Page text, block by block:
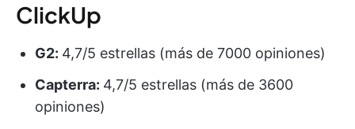
ClickUp
G2: 4,7/5 estrellas (más de 7000 opiniones)
Capterra: 4,7/5 estrellas (más de 3600
opiniones)